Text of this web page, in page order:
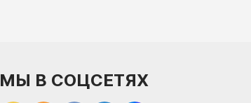
МЫ В СОЦСЕТЯХ